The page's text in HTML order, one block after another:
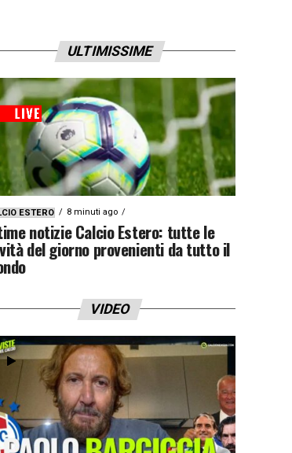
ULTIMISSIME
ESTERO 8 minuti ago
notizie Calcio Estero: tutte le
del giorno provenienti da tutto il
VIDEO